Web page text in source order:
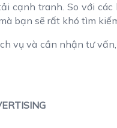
cạnh tranh. So với
bạn sẽ rất khó tìm
vụ và cần nhận tư